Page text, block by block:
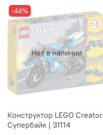
Нет в наличии
-44%
Конструктор LEGO Creator
Супербайк | 31114